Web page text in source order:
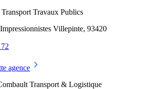
Travaux Publics
Villepinte, 93420
agence
Transport & Logistique